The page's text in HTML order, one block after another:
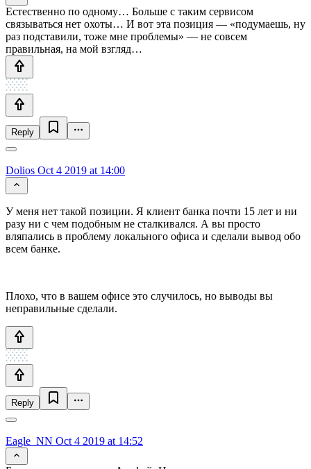
Естественно по одному… Больше с таким сервисом
связываться нет охоты… И вот эта позиция — «подумаешь, ну
раз подставили, тоже мне проблемы» — не совсем
правильная, на мой взгляд…
Reply
Dolios Oct 4 2019 at 14:00
У меня нет такой позиции. Я клиент банка почти 15 лет и ни
разу ни с чем подобным не сталкивался. А вы просто
вляпались в проблему локального офиса и сделали вывод обо
всем банке.
Плохо, что в вашем офисе это случилось, но выводы вы
неправильные сделали.
Reply
Eagle_NN Oct 4 2019 at 14:52